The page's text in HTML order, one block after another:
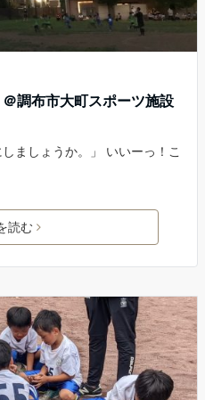
調布市大町スポーツ施設
ましょうか。」 いいーっ！こ
読む